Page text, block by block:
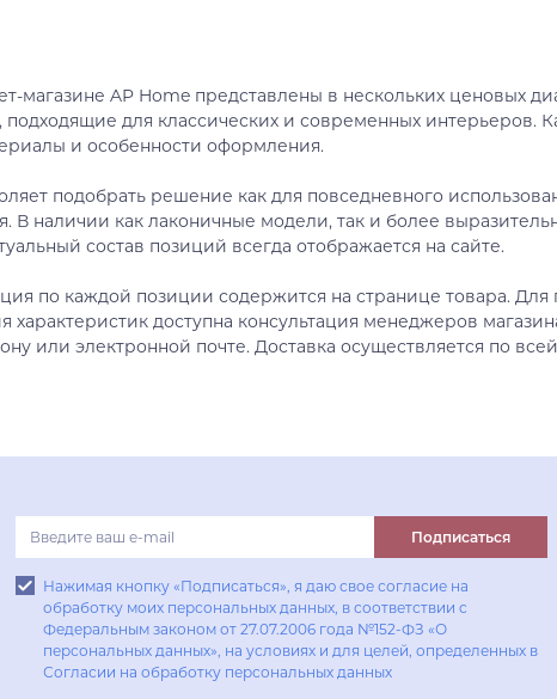
В корзину
Купить в один клик
магазине AP Home представлены в нескольких ценовых
подходящие для классических и современных интерьеров.
и особенности оформления.
подобрать решение как для повседневного
наличии как лаконичные модели, так и более
состав позиций всегда отображается на сайте.
по каждой позиции содержится на странице товара. Для
доступна консультация менеджеров
или электронной почте. Доставка осуществляется по
Подписаться
Нажимая кнопку «Подписаться», я даю свое согласие на
обработку моих персональных данных, в соответствии с
Федеральным законом от 27.07.2006 года №152-ФЗ «О
персональных данных», на условиях и для целей, определенных в
Согласии на обработку персональных данных